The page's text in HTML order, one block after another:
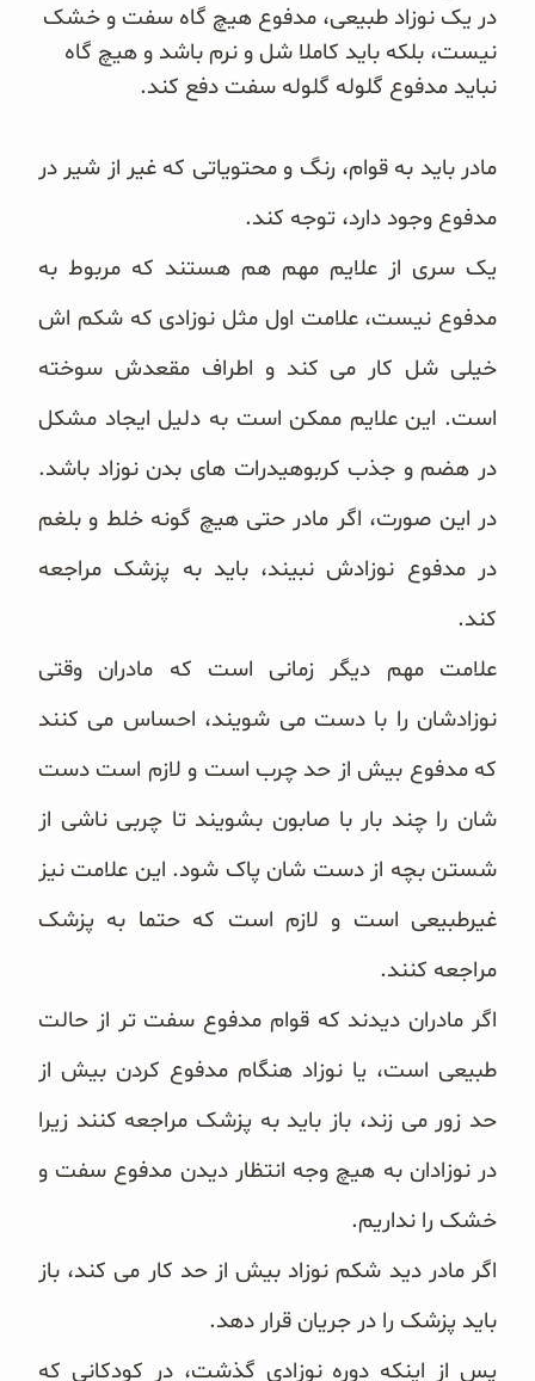
کتاب‌های OAB
وبلاگ
در یک نوزاد طبیعی، مدفوع هیچ‌ گاه سفت و خشک
نیست، بلکه باید کاملا شل و نرم باشد و هیچ ‌گاه
نباید مدفوع گلوله گلوله سفت دفع کند.
مادر باید به قوام، رنگ و محتویاتی که غیر از شیر در
مدفوع وجود دارد، توجه کند.
یک ‌سری از علایم مهم هم هستند که مربوط به
مدفوع نیست، علامت اول مثل نوزادی که شکم ‌اش
خیلی شل کار می ‌کند و اطراف مقعدش سوخته
است. این علایم ممکن است به دلیل ایجاد مشکل
در هضم و جذب کربوهیدرات‌ های بدن نوزاد باشد.
در این صورت، اگر مادر حتی هیچ ‌گونه خلط و بلغم
در مدفوع نوزادش نبیند، باید به پزشک مراجعه
کند.
علامت مهم دیگر زمانی است که مادران وقتی
نوزادشان را با دست می‌ شویند، احساس می ‌کنند
که مدفوع بیش از حد چرب است و لازم است دست‌
شان را چند بار با صابون بشویند تا چربی ناشی از
شستن بچه از دست ‌شان پاک شود. این علامت نیز
غیرطبیعی است و لازم است که حتما به پزشک
مراجعه کنند.
اگر مادران دیدند که قوام مدفوع سفت‌ تر از حالت
طبیعی است، یا نوزاد هنگام مدفوع کردن بیش از
حد زور می ‌زند، باز باید به پزشک مراجعه کنند زیرا
در نوزادان به هیچ‌ وجه انتظار دیدن مدفوع سفت و
خشک را نداریم.
اگر مادر دید شکم نوزاد بیش از حد کار می ‌کند، باز
باید پزشک را در جریان قرار دهد.
پس از اینکه دوره نوزادی گذشت، در کودکانی که